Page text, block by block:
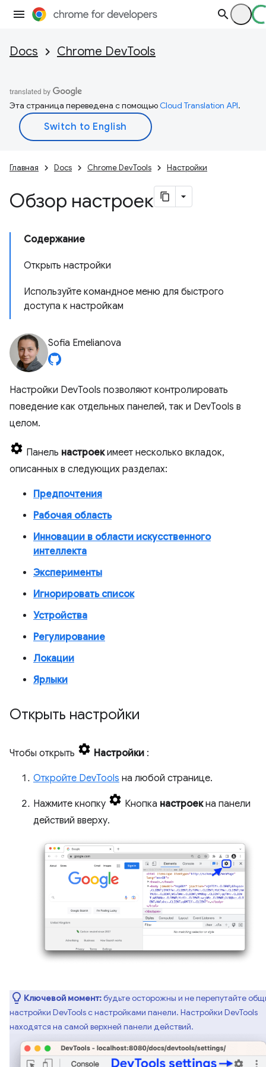
Docs Chrome DevTools
Эта страница переведена с помощьюCloud Translation API.
Главная Docs Chrome DevTools Настройки
Обзор настроек
Содержание
Открыть настройки
Используйте командное меню для быстрого
доступа к настройкам
Sofia Emelianova
Настройки DevTools позволяют контролировать
поведение как отдельных панелей, так и DevTools в
целом.
Панель настроекимеет несколько вкладок,
описанных в следующих разделах:
Предпочтения
Рабочая область
Инновации в области искусственного
интеллекта
Эксперименты
Игнорировать список
Устройства
Регулирование
Локации
Ярлыки
Открыть настройки
Чтобы открыть Настройки :
Откройте DevTools на любой странице.
Нажмите кнопку Кнопка настроекна панели
действий вверху.
Ключевой момент:будьте осторожны и не перепутайте
настройки DevTools с настройками панели. Настройки DevTools
находятся на самой верхней панели действий.